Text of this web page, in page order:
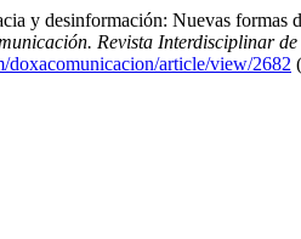
y desinformación: Nuevas
Revista Interdisciplinar
doxacomunicacion/article/view/2682